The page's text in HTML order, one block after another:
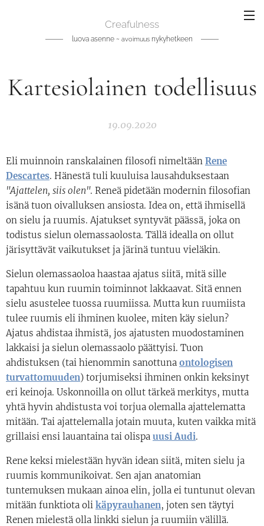
Creafulness
luova asenne ~ avoimuusnykyhetkeen
Kartesiolainen todellisuus
19.09.2020
Eli muinnoin ranskalainen filosofi nimeltään Rene
Descartes. Hänestä tuli kuuluisa lausahduksestaan
"Ajattelen, siis olen". Reneä pidetään modernin filosofian
isänä tuon oivalluksen ansiosta. Idea on, että ihmisellä
on sielu ja ruumis. Ajatukset syntyvät päässä, joka on
todistus sielun olemassaolosta. Tällä idealla on ollut
järisyttävät vaikutukset ja järinä tuntuu vieläkin.
Sielun olemassaoloa haastaa ajatus siitä, mitä sille
tapahtuu kun ruumin toiminnot lakkaavat. Sitä ennen
sielu asustelee tuossa ruumiissa. Mutta kun ruumiista
tulee ruumis eli ihminen kuolee, miten käy sielun?
Ajatus ahdistaa ihmistä, jos ajatusten muodostaminen
lakkaisi ja sielun olemassaolo päättyisi. Tuon
ahdistuksen (tai hienommin sanottuna ontologisen
turvattomuuden) torjumiseksi ihminen onkin keksinyt
eri keinoja. Uskonnoilla on ollut tärkeä merkitys, mutta
yhtä hyvin ahdistusta voi torjua olemalla ajattelematta
mitään. Tai ajattelemalla jotain muuta, kuten vaikka mitä
grillaisi ensi lauantaina tai olispa uusi Audi.
Rene keksi mielestään hyvän idean siitä, miten sielu ja
ruumis kommunikoivat. Sen ajan anatomian
tuntemuksen mukaan ainoa elin, jolla ei tuntunut olevan
mitään funktiota oli käpyrauhanen, joten sen täytyi
Renen mielestä olla linkki sielun ja ruumiin välillä.